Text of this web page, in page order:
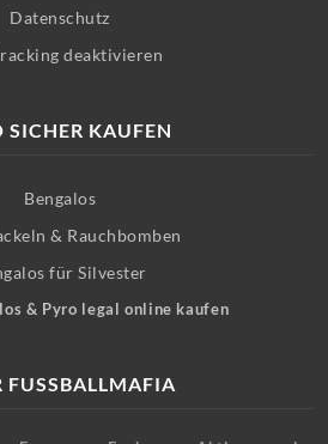
Datenschutz
deaktivieren
SICHER KAUFEN
Bengalos
& Rauchbomben
für Silvester
& Pyro legal online kaufen
FUSSBALLMAFIA